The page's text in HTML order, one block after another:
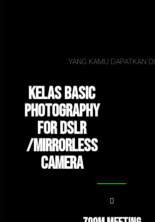
YANG KAMU DAPATKAN DI
Kelas Basic
Photography
for DSLR
/Mirrorless
camera